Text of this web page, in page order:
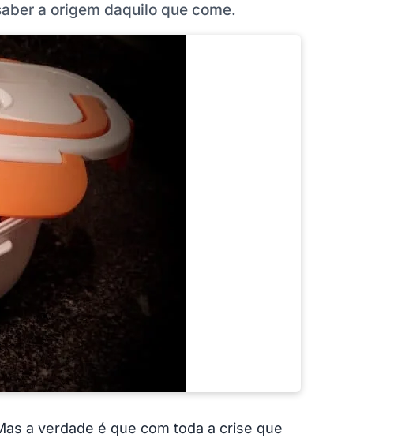
a origem daquilo que come.
a verdade é que com toda a crise que